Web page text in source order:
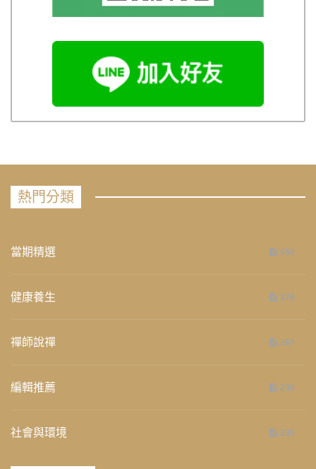
熱門分類
當期精選 658
健康養生 276
禪師說禪 267
編輯推薦 236
社會與環境 235